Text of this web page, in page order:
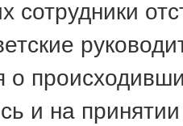
сотрудники
о
и на